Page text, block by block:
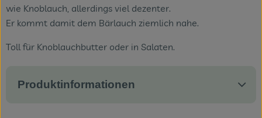
wie Knoblauch, allerdings viel dezenter.
Er kommt damit dem Bärlauch ziemlich nahe.
Toll für Knoblauchbutter oder in Salaten.
Produktinformationen